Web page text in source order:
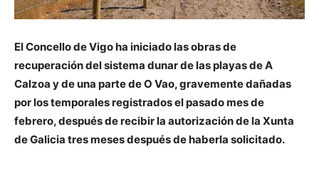
El Concello de Vigo ha iniciado las obras de
recuperación del sistema dunar de las playas de A
Calzoa y de una parte de O Vao, gravemente dañadas
por los temporales registrados el pasado mes de
febrero, después de recibir la autorización de la Xunta
de Galicia tres meses después de haberla solicitado.